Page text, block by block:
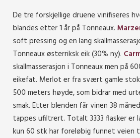
De tre forskjellige druene vinifiseres
blandes etter 1 år på Tonneaux.
soft pressing og en lang
Tonneaux østerriksk eik (30% ny).
skallmasserasjon i Tonneaux men på
eikefat. Merlot er fra svært gamle
500 meters høyde, som bidrar med
smak. Etter blenden får vinen 38
tappes ufiltrert. Totalt 3333 flasker er
kun 60 stk har foreløbig funnet veien